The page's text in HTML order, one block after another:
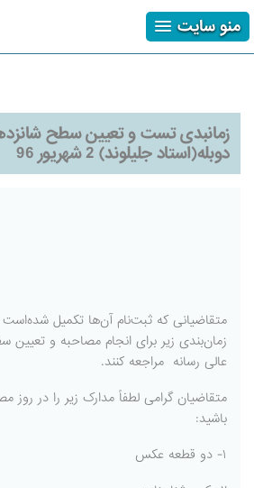
منو سایت
زمانبدی تست و تعیین سطح
دوبله(استاد جلیلوند) 2 شهریور 96
متقاضیانی که ثبت‌نام آن‌ها تکمیل
زمان‌بندی زیر برای انجام مصاحبه و
عالی رسانه مراجعه کنند.
متقاضیان گرامی لطفاً مدارک زیر را در روز
باشید:
۱- دو قطعه عکس